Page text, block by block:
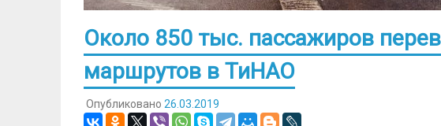
Около 850 тыс. пассажиров
маршрутов в ТиНАО
Опубликовано 26.03.2019